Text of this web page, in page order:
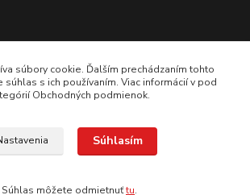
212 007
do 16:00 hod
2027 MACSHOP.SK, všetky práva vyhradené..
súbory cookie. Ďalším prechádzaním tohto
s ich používaním. Viac informácií v pod
Obchodných podmienok.
Súhlasím
Súhlas môžete odmietnuťtu.